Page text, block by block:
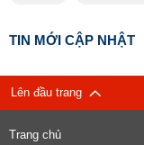
TIN MỚI CẬP NHẬT
Lên đầu trang
Trang chủ